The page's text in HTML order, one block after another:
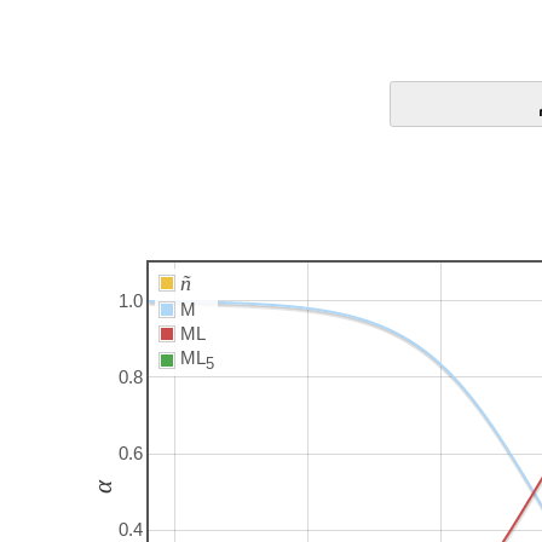
0.4
0.6
0.8
1.0
ñ
M
ML
ML5
α